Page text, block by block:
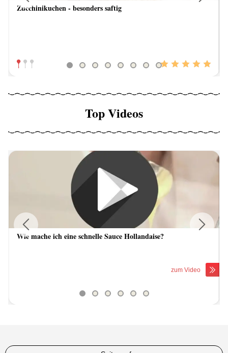
Zucchinikuchen - besonders saftig
Previous
Top Videos
Wie mache ich eine schnelle Sauce Hollandaise?
zum Video
Previous